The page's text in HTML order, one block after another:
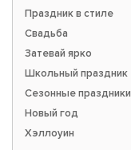
Праздник в стиле
Свадьба
Затевай ярко
Школьный праздник
Сезонные праздники
Новый год
Хэллоуин